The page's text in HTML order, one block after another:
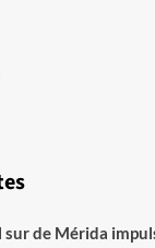
sur de Mérida